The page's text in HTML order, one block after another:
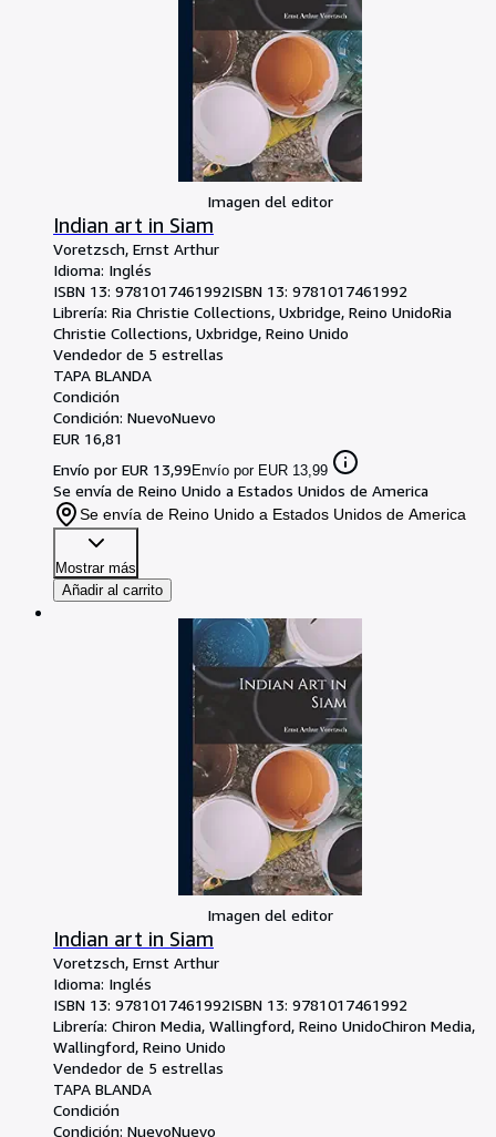
Imagen del editor
Indian art in Siam
Voretzsch, Ernst Arthur
Idioma: Inglés
ISBN 13: 9781017461992ISBN 13: 9781017461992
Librería: Ria Christie Collections, Uxbridge, Reino UnidoRia
Christie Collections, Uxbridge, Reino Unido
Vendedor de 5 estrellas
TAPA BLANDA
Condición
Condición: NuevoNuevo
EUR 16,81
Envío por EUR 13,99Envío por EUR 13,99
Se envía de Reino Unido a Estados Unidos de America
Se envía de Reino Unido a Estados Unidos de America
Mostrar más
Añadir al carrito
Imagen del editor
Indian art in Siam
Voretzsch, Ernst Arthur
Idioma: Inglés
ISBN 13: 9781017461992ISBN 13: 9781017461992
Librería: Chiron Media, Wallingford, Reino UnidoChiron Media,
Wallingford, Reino Unido
Vendedor de 5 estrellas
TAPA BLANDA
Condición
Condición: NuevoNuevo